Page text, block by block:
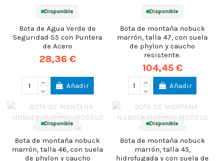
Disponible
Bota de Agua Verde de
Seguridad S5 con Puntera
de Acero
28,36 €
Añadir
Disponible
Bota de montaña nobuck
marrón, talla 47, con suela
de phylon y caucho
resistente.
104,45 €
Añadir
Disponible
Bota de montaña nobuck
marrón, talla 46, con suela
de phylon y caucho
Disponible
Bota de montaña nobuck
marrón, talla 45,
hidrofugada y con suela de